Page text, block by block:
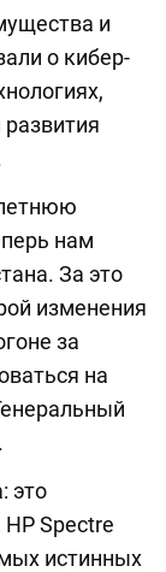
и
о кибер-
нам
За это
изменения
за
на
это
Spectre
истинных